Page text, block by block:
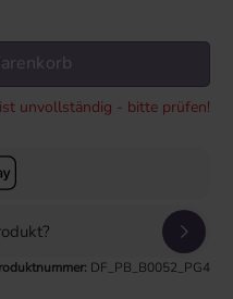
unvollständig - bitte prüfen!
DF_PB_B0052_PG4